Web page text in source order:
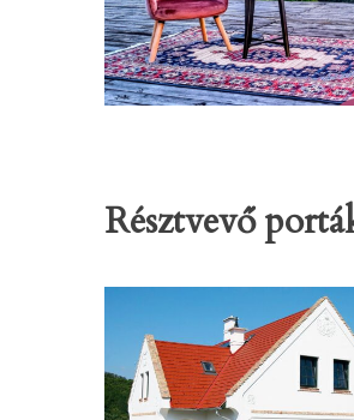
Résztvevő